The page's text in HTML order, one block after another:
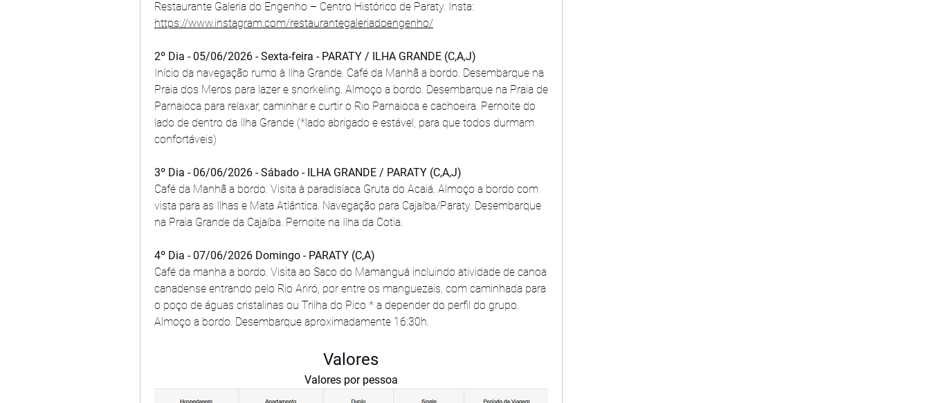
https://www.instagram.com/restaurantegaleriadoengenho/
2º Dia - 05/06/2026 - Sexta-feira - PARATY / ILHA GRANDE (C,A,J)
Início da navegação rumo à Ilha Grande. Café da Manhã a bordo. Desembarque na
Praia dos Meros para lazer e snorkeling. Almoço a bordo. Desembarque na Praia de
Parnaioca para relaxar, caminhar e curtir o Rio Parnaioca e cachoeira. Pernoite do
lado de dentro da Ilha Grande (*lado abrigado e estável, para que todos durmam
confortáveis)
3º Dia - 06/06/2026 - Sábado - ILHA GRANDE / PARATY (C,A,J)
Café da Manhã a bordo. Visita à paradisíaca Gruta do Acaiá. Almoço a bordo com
vista para as Ilhas e Mata Atlântica. Navegação para Cajaíba/Paraty. Desembarque
na Praia Grande da Cajaíba. Pernoite na Ilha da Cotia.
4º Dia - 07/06/2026 Domingo - PARATY (C,A)
Café da manha a bordo. Visita ao Saco do Mamanguá incluindo atividade de canoa
canadense entrando pelo Rio Ariró, por entre os manguezais, com caminhada para
o poço de águas cristalinas ou Trilha do Pico * a depender do perfil do grupo.
Almoço a bordo. Desembarque aproximadamente 16:30h.
Valores
Valores por pessoa